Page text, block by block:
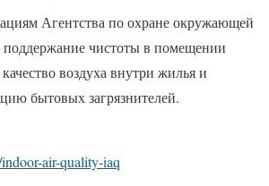
Агентства по охране окружающей
чистоты в помещении
воздуха внутри жилья и
бытовых загрязнителей.
air-quality-iaq